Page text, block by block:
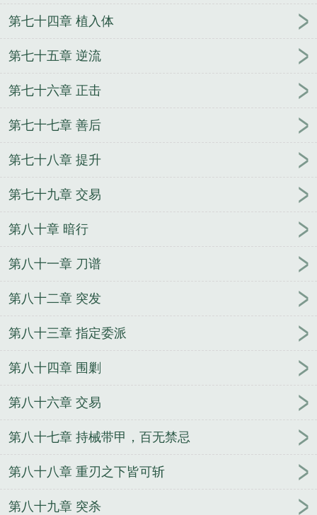
第七十四章 植入体
第七十五章 逆流
第七十六章 正击
第七十七章 善后
第七十八章 提升
第七十九章 交易
第八十章 暗行
第八十一章 刀谱
第八十二章 突发
第八十三章 指定委派
第八十四章 围剿
第八十六章 交易
第八十七章 持械带甲，百无禁忌
第八十八章 重刃之下皆可斩
第八十九章 突杀